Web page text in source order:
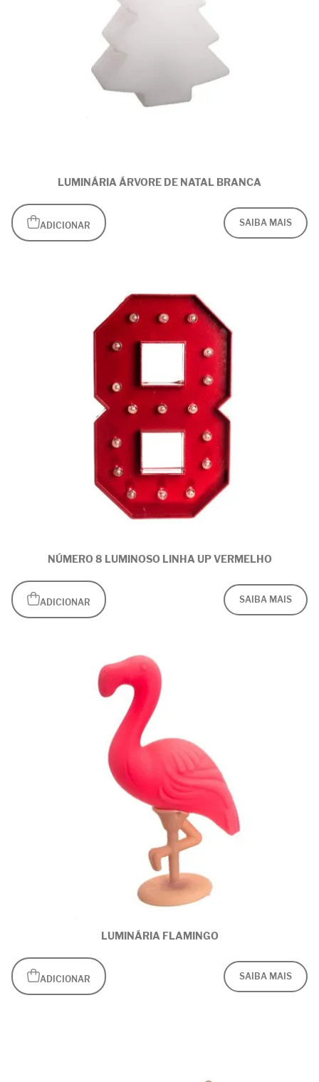
LUMINÁRIA ÁRVORE DE NATAL BRANCA
ADICIONAR SAIBA MAIS
NÚMERO 8 LUMINOSO LINHA UP VERMELHO
ADICIONAR SAIBA MAIS
LUMINÁRIA FLAMINGO
ADICIONAR SAIBA MAIS